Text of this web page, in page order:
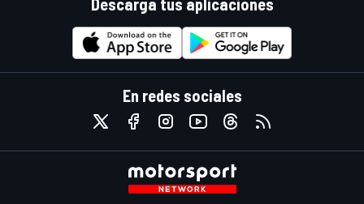
Descarga tus aplicaciones
En redes sociales